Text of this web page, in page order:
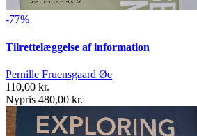
-77%
Tilrettelæggelse af information
Pernille Fruensgaard Øe
110,00 kr.
Nypris 480,00 kr.